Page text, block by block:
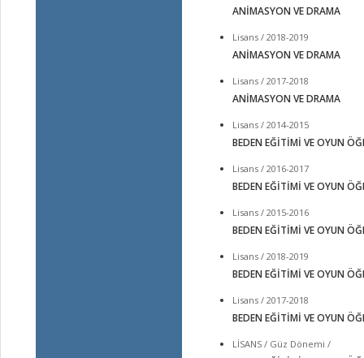
ANİMASYON VE DRAMA
Lisans / 2018-2019
ANİMASYON VE DRAMA
Lisans / 2017-2018
ANİMASYON VE DRAMA
Lisans / 2014-2015
BEDEN EĞİTİMİ VE OYUN
Lisans / 2016-2017
BEDEN EĞİTİMİ VE OYUN
Lisans / 2015-2016
BEDEN EĞİTİMİ VE OYUN
Lisans / 2018-2019
BEDEN EĞİTİMİ VE OYUN
Lisans / 2017-2018
BEDEN EĞİTİMİ VE OYUN
LİSANS / Güz Dönemi /